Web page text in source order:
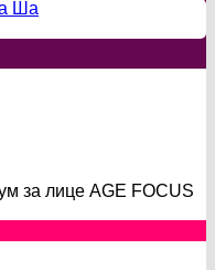
Ша
за лице AGE FOCUS